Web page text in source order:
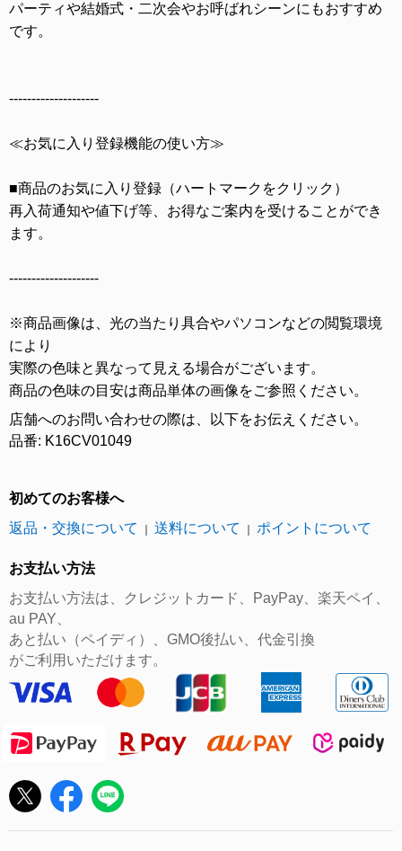
パーティや結婚式・二次会やお呼ばれシーンにもおすすめ
です。
--------------------
≪お気に入り登録機能の使い方≫
■商品のお気に入り登録（ハートマークをクリック）
再入荷通知や値下げ等、お得なご案内を受けることができ
ます。
--------------------
※商品画像は、光の当たり具合やパソコンなどの閲覧環境
により
実際の色味と異なって見える場合がございます。
商品の色味の目安は商品単体の画像をご参照ください。
店舗へのお問い合わせの際は、以下をお伝えください。
品番: K16CV01049
初めてのお客様へ
返品・交換について
送料について ポイントについて
お支払い方法
お支払い方法は、クレジットカード、PayPay、楽天ペイ、
au PAY、
あと払い（ペイディ）、GMO後払い、代金引換
がご利用いただけます。